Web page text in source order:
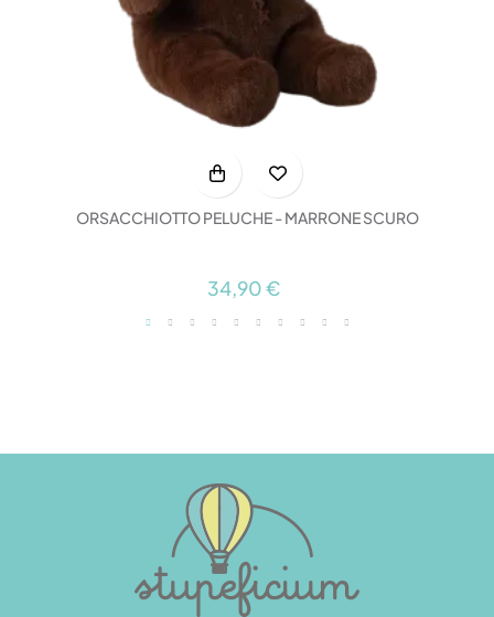
ORSACCHIOTTO PELUCHE - MARRONE SCURO
34,90 €